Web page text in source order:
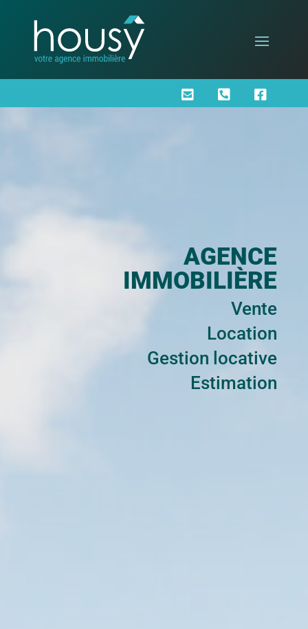
  
AGENCE
IMMOBILIÈRE
Vente
Location
Gestion locative
Estimation